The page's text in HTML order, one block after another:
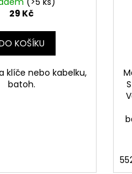
29 Kč
KOŠÍKU
klíče nebo kabelku,
batoh.